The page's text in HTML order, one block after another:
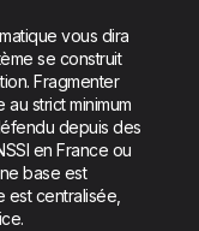
vous dira
se construit
Fragmenter
strict minimum
depuis des
en France ou
base est
est centralisée,